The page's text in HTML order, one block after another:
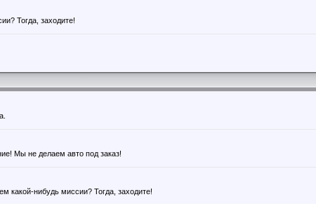
Тогда, заходите!
Мы не делаем авто под заказ!
какой-нибудь миссии? Тогда, заходите!